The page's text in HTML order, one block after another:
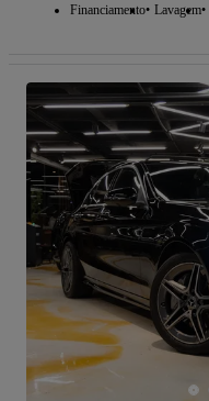
Financiamento Lavagem